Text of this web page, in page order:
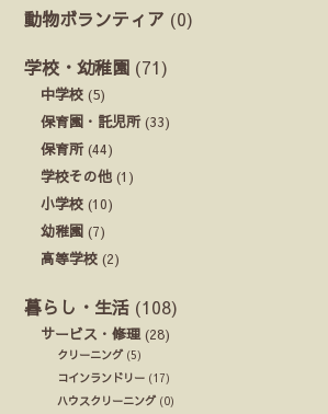
動物ボランティア (0)
学校・幼稚園 (71)
中学校 (5)
保育園・託児所(33)
保育所(44)
学校その他 (1)
小学校 (10)
幼稚園 (7)
高等学校 (2)
暮らし・生活 (108)
サービス・修理 (28)
クリーニング(5)
コインランドリー (17)
ハウスクリーニング(0)